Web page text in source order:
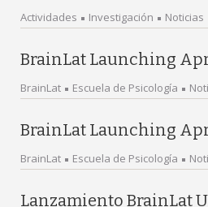
Actividades Investigación Noticias
BrainLat Launching
BrainLat Escuela de Psicología
BrainLat Launching
BrainLat Escuela de Psicología
Lanzamiento BrainLat